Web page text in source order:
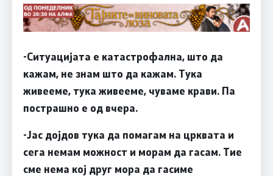
-Ситуацијата е катастрофална, што да
кажам, не знам што да кажам. Тука
живееме, тука живееме, чуваме крави. Па
пострашно е од вчера.
-Јас дојдов тука да помагам на црквата и
сега немам можност и морам да гасам. Тие
сме нема кој друг мора да гасиме